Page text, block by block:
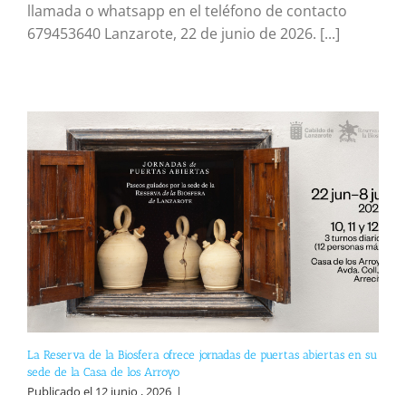
llamada o whatsapp en el teléfono de contacto
679453640 Lanzarote, 22 de junio de 2026. [...]
La Reserva de la Biosfera ofrece jornadas de puertas abiertas en su
sede de la Casa de los Arroyo